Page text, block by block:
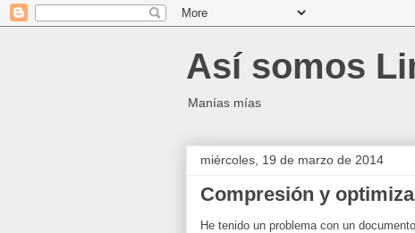
Así somos
Manías mías
miércoles, 19 de marzo de 2014
Compresión y
He tenido un problema con un